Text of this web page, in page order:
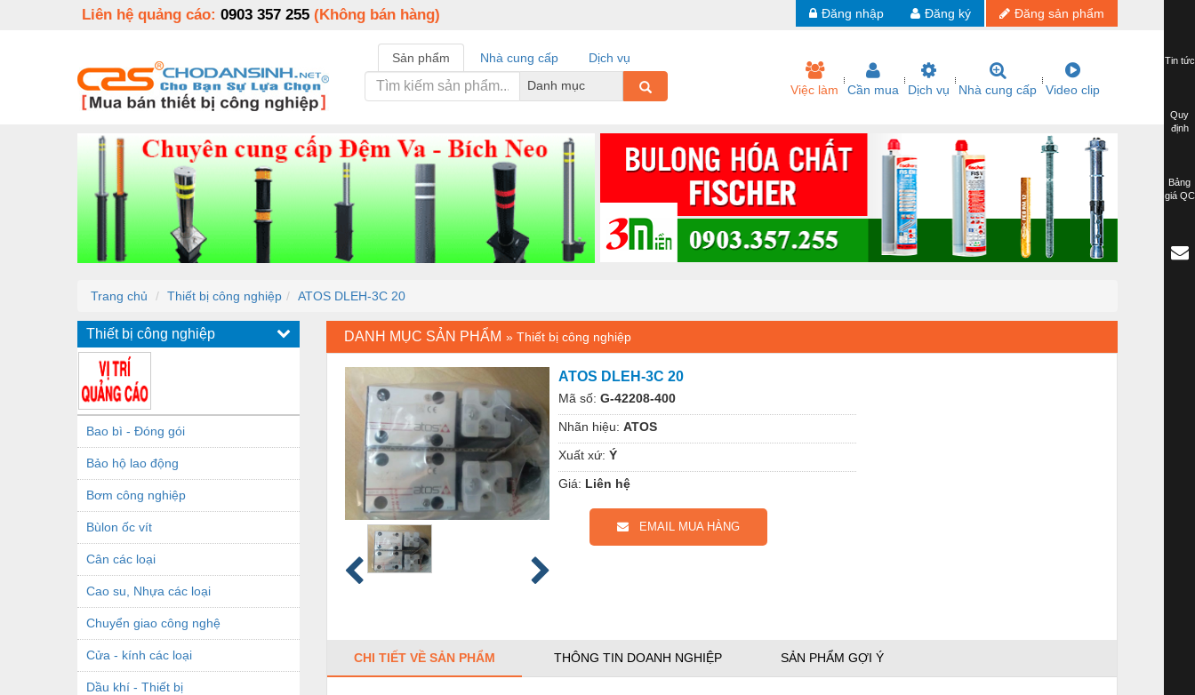
Liên hệ quảng cáo: 0903 357 255 (Không bán hàng) Đăng sản phẩm
Đăng ký
Đăng nhập
Sản phẩm Nhà cung cấp
Dịch vụ
Danh mục
Việc làm Cần mua Dịch vụ Nhà cung cấp Video clip
Trang chủ Thiết bị công nghiệp ATOS DLEH-3C 20
Thiết bị công nghiệp
Bao bì - Đóng gói
Bảo hộ lao động
Bơm công nghiệp
Bùlon ốc vít
Cân các loại
Cao su, Nhựa các loại
Chuyển giao công nghệ
Cửa - kính các loại
Dầu khí - Thiết bị
DANH MỤC SẢN PHẨM » Thiết bị công nghiệp
ATOS DLEH-3C 20
Mã số: G-42208-400
Nhãn hiệu: ATOS
Xuất xứ: Ý
Giá: Liên hệ
EMAIL MUA HÀNG
CHI TIẾT VỀ SẢN PHẨM THÔNG TIN DOANH NGHIỆP SẢN PHẨM GỢI Ý
Tin tức
Quy
định
Bảng
giá QC